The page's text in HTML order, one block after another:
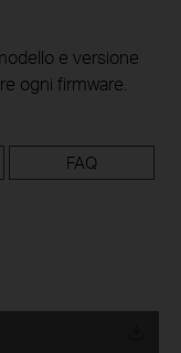
e versione
ogni firmware.
FAQ